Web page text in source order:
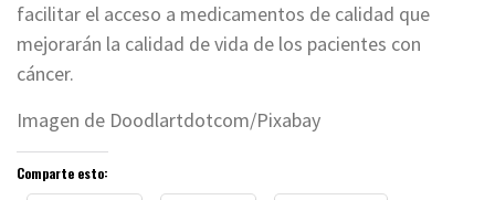
facilitar el acceso a medicamentos de calidad que
mejorarán la calidad de vida de los pacientes con
cáncer.
Imagen de Doodlartdotcom/Pixabay
Comparte esto: